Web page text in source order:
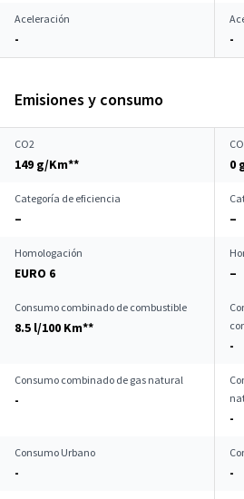
Aceleración
- -
Emisiones y consumo
CO2
149 g/Km** 0
Categoría de eficiencia
– –
Homologación
EURO 6 –
Consumo combinado de combustible
8.5 l/100 Km**
-
Consumo combinado de gas natural
-
-
Consumo Urbano
- -